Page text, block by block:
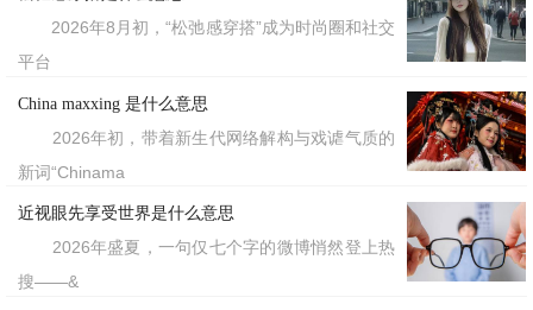
2026年8月初，“松弛感穿搭”成为时尚圈和社交
平台
China maxxing 是什么意思
2026年初，带着新生代网络解构与戏谑气质的
新词“Chinama
近视眼先享受世界是什么意思
2026年盛夏，一句仅七个字的微博悄然登上热
搜——&